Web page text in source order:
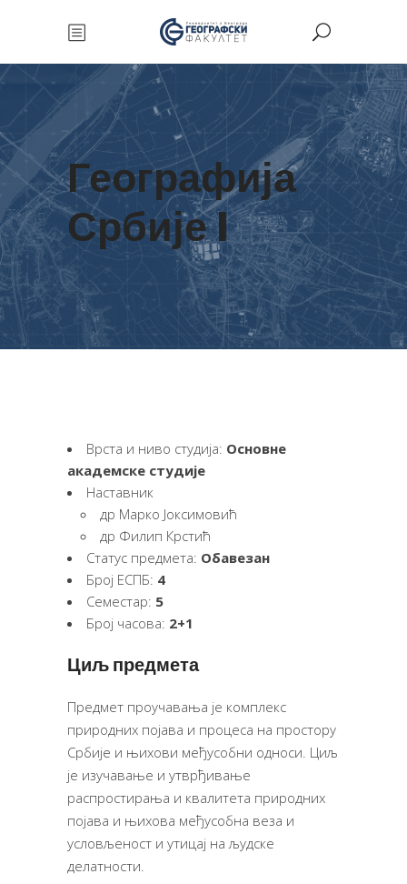
Географија
Србије I
Врста и ниво студија: Основне
академске студије
Наставник
др Марко Јоксимовић
др Филип Крстић
Статус предмета: Обавезан
Број ЕСПБ: 4
Семестар: 5
Број часова: 2+1
Циљ предмета
Предмет проучавања је комплекс
природних појава и процеса на простору
Србије и њихови међусобни односи. Циљ
је изучавање и утврђивање
распростирања и квалитета природних
појава и њихова међусобна веза и
условљеност и утицај на људске
делатности.